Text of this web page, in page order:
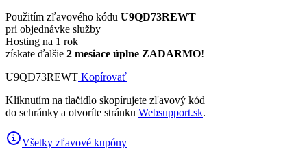
Použitím zľavového kódu U9QD73REWT
pri objednávke služby
Hosting na 1 rok
získate ďalšie 2 mesiace úplne ZADARMO!
U9QD73REWT Kopírovať
Kliknutím na tlačidlo skopírujete zľavový kód
do schránky a otvoríte stránku Websupport.sk.
Všetky zľavové kupóny